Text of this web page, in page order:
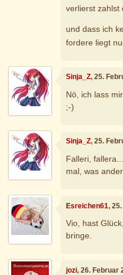
verlierst zahlst
und dass ich
fordere liegt
Sinja_Z, 25.
Nö, ich lass
;-)
Sinja_Z, 25.
Falleri,
mal, was
Esreichen61,
Vio, hast
bringe.
jozi, 26. Februar